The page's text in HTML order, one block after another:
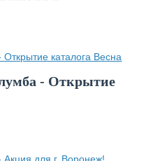
- Открытие